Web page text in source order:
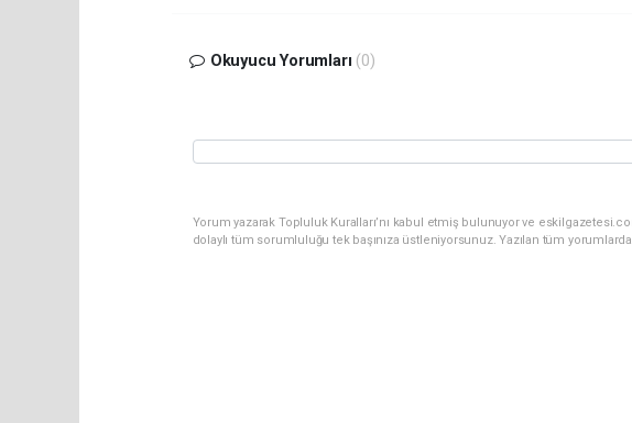
Okuyucu Yorumları (0)
Yorum yazarak Topluluk Kuralları’nı kabul etmiş bulunuyor ve
dolaylı tüm sorumluluğu tek başınıza üstleniyorsunuz. Yazılan tüm